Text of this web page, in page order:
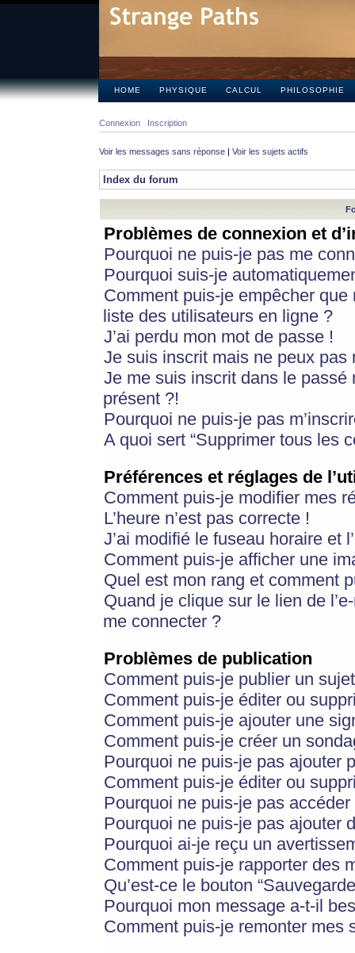
HOME PHYSIQUE CALCUL PHILOSOPHIE
Connexion Inscription
Voir les messages sans réponse | Voir les sujets actifs
Index du forum
Problèmes de connexion et
Pourquoi ne puis-je pas me
Pourquoi suis-je
Comment puis-je empêcher
liste des utilisateurs en ligne ?
J’ai perdu mon mot de passe !
Je suis inscrit mais ne peux pas
Je me suis inscrit dans le
présent ?!
Pourquoi ne puis-je pas
A quoi sert “Supprimer tous les
Préférences et réglages de
Comment puis-je modifier mes
L’heure n’est pas correcte !
J’ai modifié le fuseau horaire et
Comment puis-je afficher une
Quel est mon rang et comment
Quand je clique sur le lien de
me connecter ?
Problèmes de publication
Comment puis-je publier un
Comment puis-je éditer ou
Comment puis-je ajouter une
Comment puis-je créer un
Pourquoi ne puis-je pas ajouter
Comment puis-je éditer ou
Pourquoi ne puis-je pas
Pourquoi ne puis-je pas ajouter
Pourquoi ai-je reçu un
Comment puis-je rapporter des
Qu’est-ce le bouton
Pourquoi mon message a-t-il
Comment puis-je remonter mes